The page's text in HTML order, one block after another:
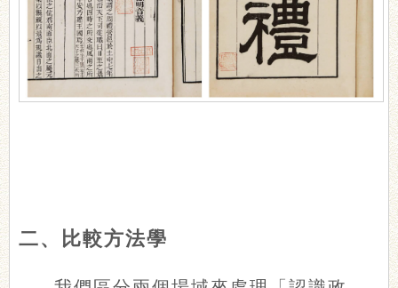
二、比較方法學